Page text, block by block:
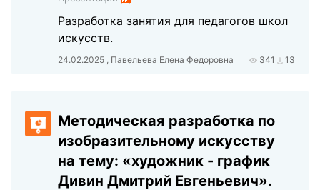
Разработка занятия для педагогов школ
искусств.
24.02.2025 , Павельева Елена Федоровна 341 13
Методическая разработка по
изобразительному искусству
на тему: «художник - график
Дивин Дмитрий Евгеньевич».